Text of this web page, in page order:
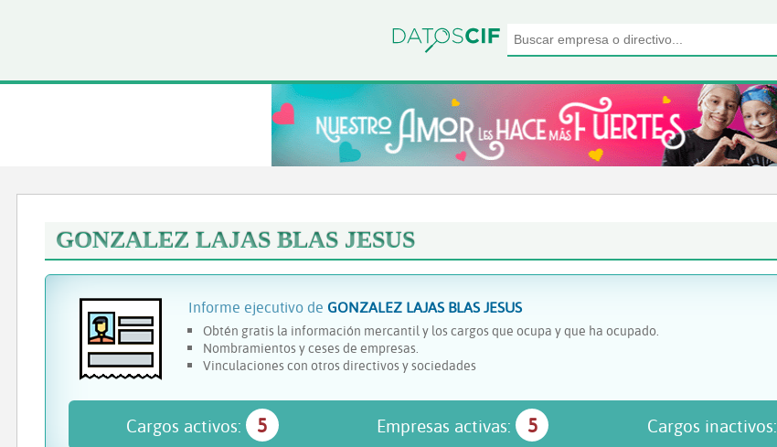
GONZALEZ LAJAS BLAS JESUS
Informe ejecutivo de GONZALEZ LAJAS BLAS JESUS
Obtén gratis la información mercantil y los cargos que ocupa y que ha ocupado.
Nombramientos y ceses de empresas.
Vinculaciones con otros directivos y sociedades
Cargos activos: 5 Empresas activas: 5 Cargos inactivos: